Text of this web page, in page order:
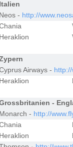
Italien
Neos - http://
Heraklion
Airways -
Heraklion
-
Monarch - http://
Heraklion